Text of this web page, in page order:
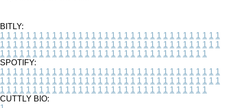
BITLY:
1 1 1 1 1 1 1 1 1 1 1 1 1 1 1 1 1 1 1 1 1 1 1 1 1 1 1 1 1 1 1 1 1 1
1 1 1 1 1 1 1 1 1 1 1 1 1 1 1 1 1 1 1 1 1 1 1 1 1 1 1 1 1 1 1 1 1 1
1 1 1 1 1 1 1 1 1 1 1 1 1 1 1 1 1 1 1 1 1 1 1 1 1 1 1 1 1 1 1 1
SPOTIFY:
1 1 1 1 1 1 1 1 1 1 1 1 1 1 1 1 1 1 1 1 1 1 1 1 1 1 1 1 1 1 1 1 1 1
1 1 1 1 1 1 1 1 1 1 1 1 1 1 1 1 1 1 1 1 1 1 1 1 1 1 1 1 1 1 1 1 1 1
1 1 1 1 1 1 1 1 1 1 1 1 1 1 1 1 1 1 1 1 1 1 1 1 1 1 1 1 1 1 1 1
CUTTLY BIO: